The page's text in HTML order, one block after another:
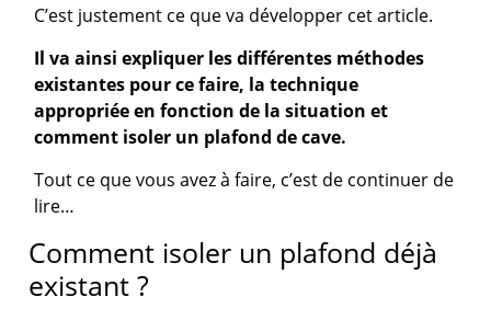
C’est justement ce que va développer cet article.
Il va ainsi expliquer les différentes méthodes
existantes pour ce faire, la technique
appropriée en fonction de la situation et
comment isoler un plafond de cave.
Tout ce que vous avez à faire, c’est de continuer de
lire…
Comment isoler un plafond déjà
existant ?